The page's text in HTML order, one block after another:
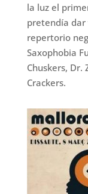
la luz el
pretendía dar
repertorio
Saxophobia
Chuskers, Dr.
Crackers.